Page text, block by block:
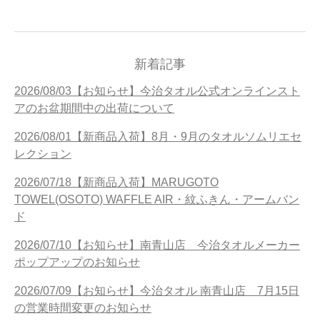
新着記事
2026/08/03【お知らせ】今治タオル公式オンラインスト
アのお盆期間中の出荷について
2026/08/01【新商品入荷】8月・9月のタオルソムリエセ
レクション
2026/07/18【新商品入荷】MARUGOTO
TOWEL(OSOTO) WAFFLE AIR・紋ふきん・アームバン
ド
2026/07/10【お知らせ】南青山店 今治タオルメーカー
ポップアップのお知らせ
2026/07/09【お知らせ】今治タオル 南青山店 7月15日
の営業時間変更のお知らせ